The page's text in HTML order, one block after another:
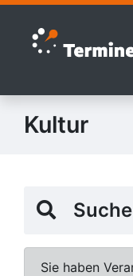
Zur Navigation
Zum Inhalt springen
Kultur
Sie haben